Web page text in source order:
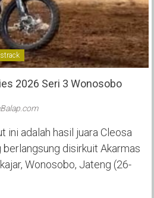
2026 Seri 3 Wonosobo
ini adalah hasil juara Cleosa
disirkuit Akarmas
Wonosobo, Jateng (26-